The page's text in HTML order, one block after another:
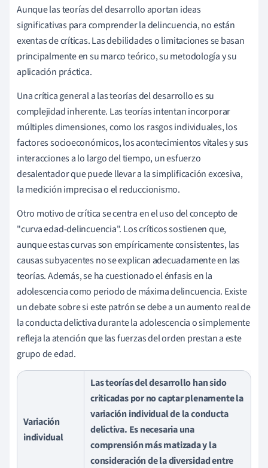
Aunque las teorías del desarrollo aportan ideas
significativas para comprender la delincuencia, no están
exentas de críticas. Las debilidades o limitaciones se basan
principalmente en su marco teórico, su metodología y su
aplicación práctica.
Una crítica general a las teorías del desarrollo es su
complejidad inherente. Las teorías intentan incorporar
múltiples dimensiones, como los rasgos individuales, los
factores socioeconómicos, los acontecimientos vitales y sus
interacciones a lo largo del tiempo, un esfuerzo
desalentador que puede llevar a la simplificación excesiva,
la medición imprecisa o el reduccionismo.
Otro motivo de crítica se centra en el uso del concepto de
"curva edad-delincuencia". Los críticos sostienen que,
aunque estas curvas son empíricamente consistentes, las
causas subyacentes no se explican adecuadamente en las
teorías. Además, se ha cuestionado el énfasis en la
adolescencia como periodo de máxima delincuencia. Existe
un debate sobre si este patrón se debe a un aumento real de
la conducta delictiva durante la adolescencia o simplemente
refleja la atención que las fuerzas del orden prestan a este
grupo de edad.
Variación
individual
Las teorías del desarrollo han sido
criticadas por no captar plenamente la
variación individual de la conducta
delictiva. Es necesaria una
comprensión más matizada y la
consideración de la diversidad entre